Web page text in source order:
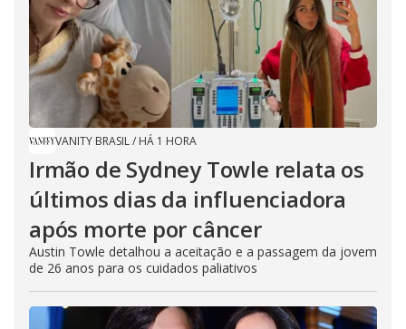
VANITY BRASIL/ HÁ 1 HORA
Irmão de Sydney Towle relata os
últimos dias da influenciadora
após morte por câncer
Austin Towle detalhou a aceitação e a passagem da jovem
de 26 anos para os cuidados paliativos